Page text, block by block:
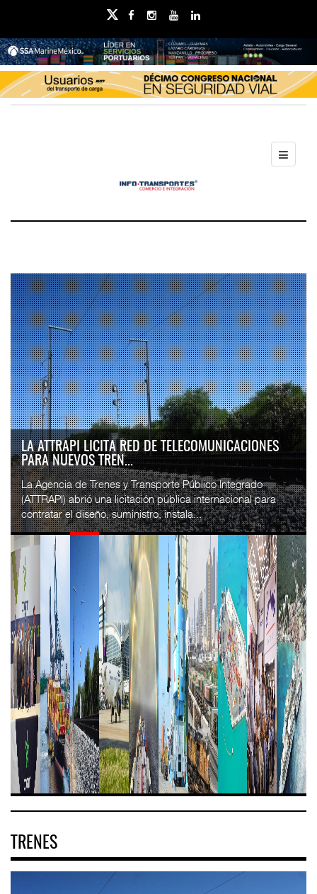
LA ATTRAPI LICITA RED DE TELECOMUNICACIONES
PARA NUEVOS TREN...
La Agencia de Trenes y Transporte Público Integrado
(ATTRAPI) abrió una licitación pública internacional para
contratar el diseño, suministro, instala...
TRENES